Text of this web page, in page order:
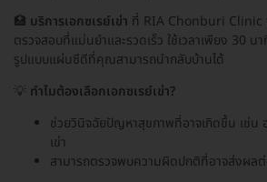
🏥 บริการเอกซเรย์เข่า ที่ RIA Chonburi Clinic
ตรวจสอบที่แม่นยำและรวดเร็ว ใช้เวลาเพียง 30 น
รูปแบบแผ่นซีดีที่คุณสามารถนำกลับบ้านได้
💡 ทำไมต้องเลือกเอกซเรย์เข่า?
ช่วยวินิจฉัยปัญหาสุขภาพที่อาจเกิดขึ้น เช่น
เข่า
สามารถตรวจพบความผิดปกติที่อาจส่งผลต่